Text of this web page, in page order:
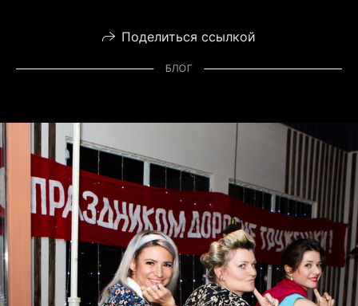
Поделиться ссылкой
БЛОГ